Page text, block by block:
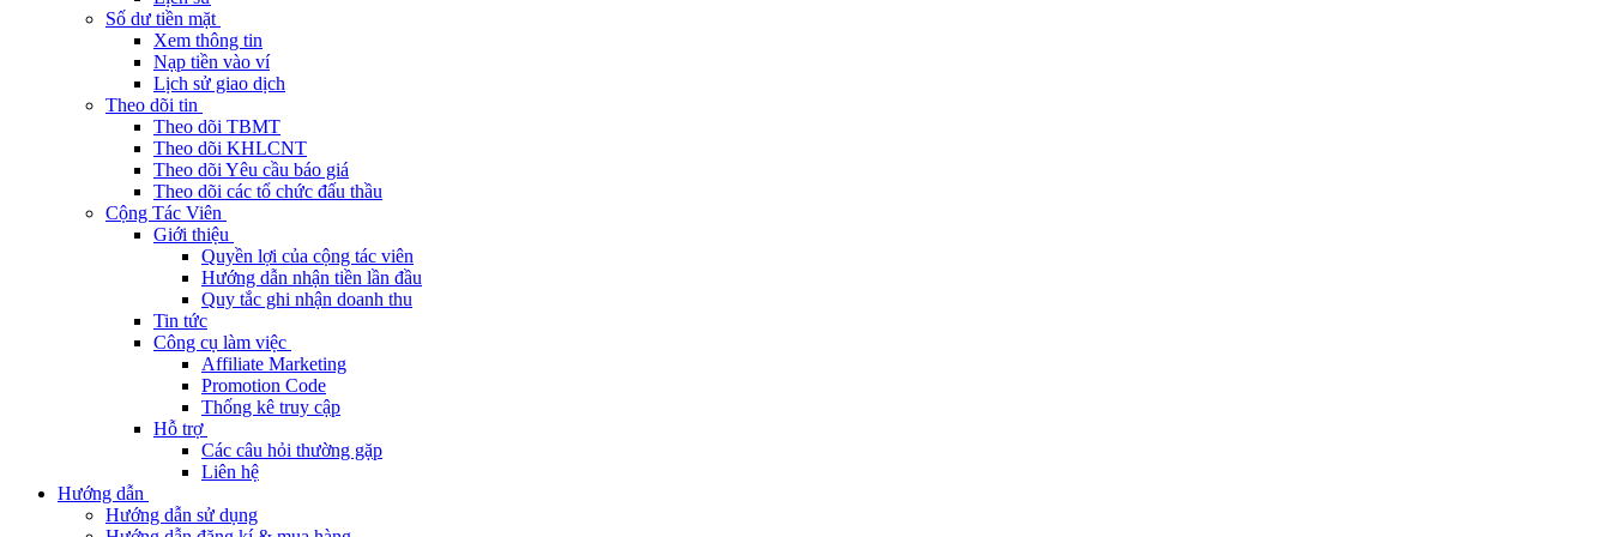
Số dư tiền mặt
Xem thông tin
Nạp tiền vào ví
Lịch sử giao dịch
Theo dõi tin
Theo dõi TBMT
Theo dõi KHLCNT
Theo dõi Yêu cầu báo giá
Theo dõi các tổ chức đấu thầu
Cộng Tác Viên
Giới thiệu
Quyền lợi của cộng tác viên
Hướng dẫn nhận tiền lần đầu
Quy tắc ghi nhận doanh thu
Tin tức
Công cụ làm việc
Affiliate Marketing
Promotion Code
Thống kê truy cập
Hỗ trợ
Các câu hỏi thường gặp
Liên hệ
Hướng dẫn
Hướng dẫn sử dụng